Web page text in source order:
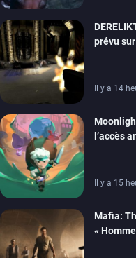
prévu
Il y a 14
l’accès
Il y a 15
Mafia:
«